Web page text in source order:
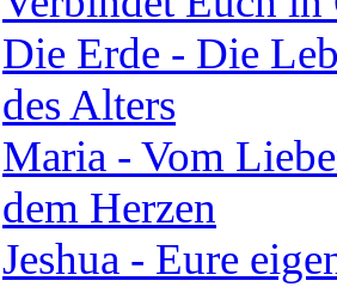
Die Erde - Die
des Alters
Maria - Vom
dem Herzen
Jeshua - Eure